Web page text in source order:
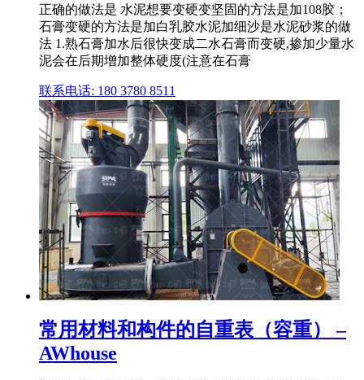
正确的做法是 水泥想要变硬变坚固的方法是加108胶；
石膏变硬的方法是加白乳胶水泥加细沙是水泥砂浆的做
法 1.熟石膏加水后很快变成二水石膏而变硬,掺加少量水
泥会在后期增加整体硬度(注意在石膏
联系电话: 180 3780 8511
常用材料和构件的自重表（容重） –
AWhouse